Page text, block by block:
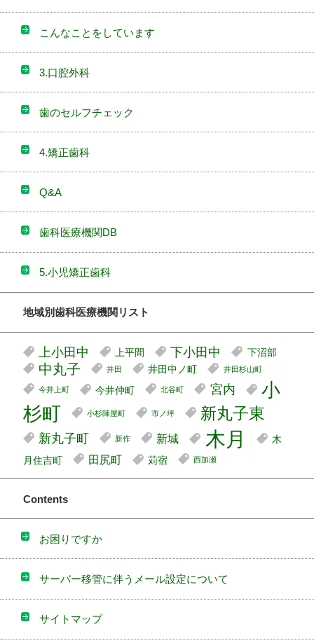
こんなことをしています
3.口腔外科
歯のセルフチェック
4.矯正歯科
Q&A
歯科医療機関DB
5.小児矯正歯科
地域別歯科医療機関リスト
上小田中 上平間 下小田中 下沼部
中丸子 井田 井田中ノ町 井田杉山町
今井上町 今井仲町 北谷町 宮内
小
杉町
小杉陣屋町 市ノ坪 新丸子東
新丸子町 新作 新城 木月
木
月住吉町
田尻町 苅宿 西加瀬
Contents
お困りですか
サーバー移管に伴うメール設定について
サイトマップ